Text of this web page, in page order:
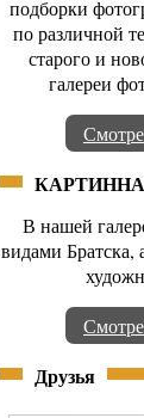
подборки
по различной
старого и
галереи
В нашей
видами Братска,
Друзья